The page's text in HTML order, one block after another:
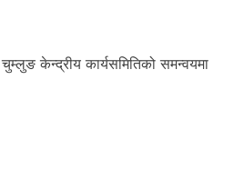
केन्द्रीय कार्यसमितिको समन्वयमा